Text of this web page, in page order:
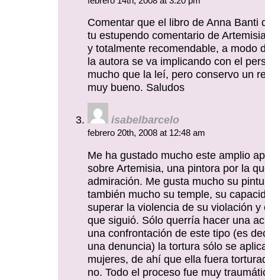
Comentar que el libro de Anna Banti
tu estupendo comentario de
y totalmente recomendable, a modo
la autora se va implicando con el
mucho que la leí, pero conservo un
muy bueno. Saludos
isabelbarcelo
febrero 20th, 2008 at 12:48 am
Me ha gustado mucho este amplio
sobre Artemisia, una pintora por la
admiración. Me gusta mucho su
también mucho su temple, su
superar la violencia de su violación y
que siguió. Sólo querría hacer una
una confrontación de este tipo (es
una denuncia) la tortura sólo se
mujeres, de ahí que ella fuera
no. Todo el proceso fue muy